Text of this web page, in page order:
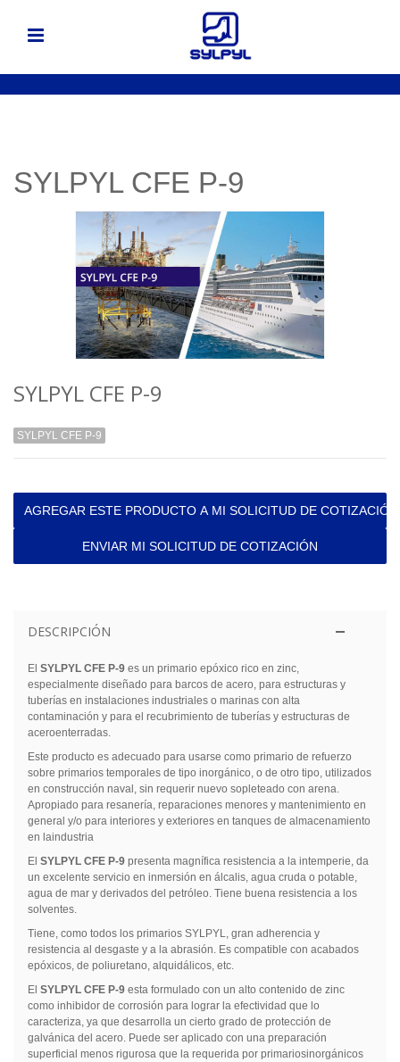
SYLPYL CFE P-9
SYLPYL CFE P-9
SYLPYL CFE P-9
AGREGAR ESTE PRODUCTO A MI SOLICITUD DE COTIZACIÓN
ENVIAR MI SOLICITUD DE COTIZACIÓN
DESCRIPCIÓN
El SYLPYL CFE P-9 es un primario epóxico rico en zinc,
especialmente diseñado para barcos de acero, para estructuras y
tuberías en instalaciones industriales o marinas con alta
contaminación y para el recubrimiento de tuberías y estructuras de
aceroenterradas.
Este producto es adecuado para usarse como primario de refuerzo
sobre primarios temporales de tipo inorgánico, o de otro tipo, utilizados
en construcción naval, sin requerir nuevo sopleteado con arena.
Apropiado para resanería, reparaciones menores y mantenimiento en
general y/o para interiores y exteriores en tanques de almacenamiento
en laindustria
El SYLPYL CFE P-9 presenta magnífica resistencia a la intemperie, da
un excelente servicio en inmersión en álcalis, agua cruda o potable,
agua de mar y derivados del petróleo. Tiene buena resistencia a los
solventes.
Tiene, como todos los primarios SYLPYL, gran adherencia y
resistencia al desgaste y a la abrasión. Es compatible con acabados
epóxicos, de poliuretano, alquidálicos, etc.
El SYLPYL CFE P-9 esta formulado con un alto contenido de zinc
como inhibidor de corrosión para lograr la efectividad que lo
caracteriza, ya que desarrolla un cierto grado de protección de
galvánica del acero. Puede ser aplicado con una preparación
superficial menos rigurosa que la requerida por primariosinorgánicos